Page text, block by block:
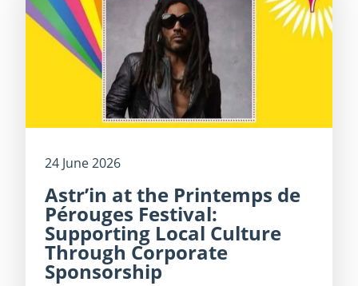
24 June 2026
Astr’in at the Printemps de
Pérouges Festival:
Supporting Local Culture
Through Corporate
Sponsorship